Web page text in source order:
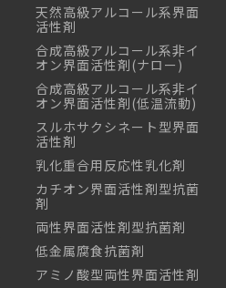
天然高級アルコール系界面
活性剤
合成高級アルコール系非イ
オン界面活性剤(ナロー)
合成高級アルコール系非イ
オン界面活性剤(低温流動)
スルホサクシネート型界面
活性剤
乳化重合用反応性乳化剤
カチオン界面活性剤型抗菌
剤
両性界面活性剤型抗菌剤
低金属腐食抗菌剤
アミノ酸型両性界面活性剤